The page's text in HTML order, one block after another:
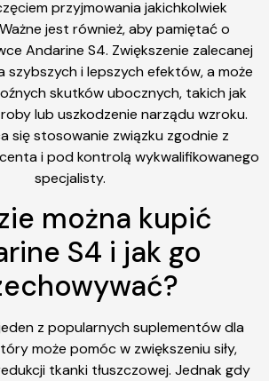
przyjmowania jakichkolwiek
jest również, aby pamiętać o
Andarine S4. Zwiększenie zalecanej
szybszych i lepszych efektów, a może
skutków ubocznych, takich jak
lub uszkodzenie narządu wzroku.
się stosowanie związku zgodnie z
i pod kontrolą wykwalifikowanego
specjalisty.
można kupić
S4 i jak go
z popularnych suplementów dla
może pomóc w zwiększeniu siły,
tkanki tłuszczowej. Jednak gdy